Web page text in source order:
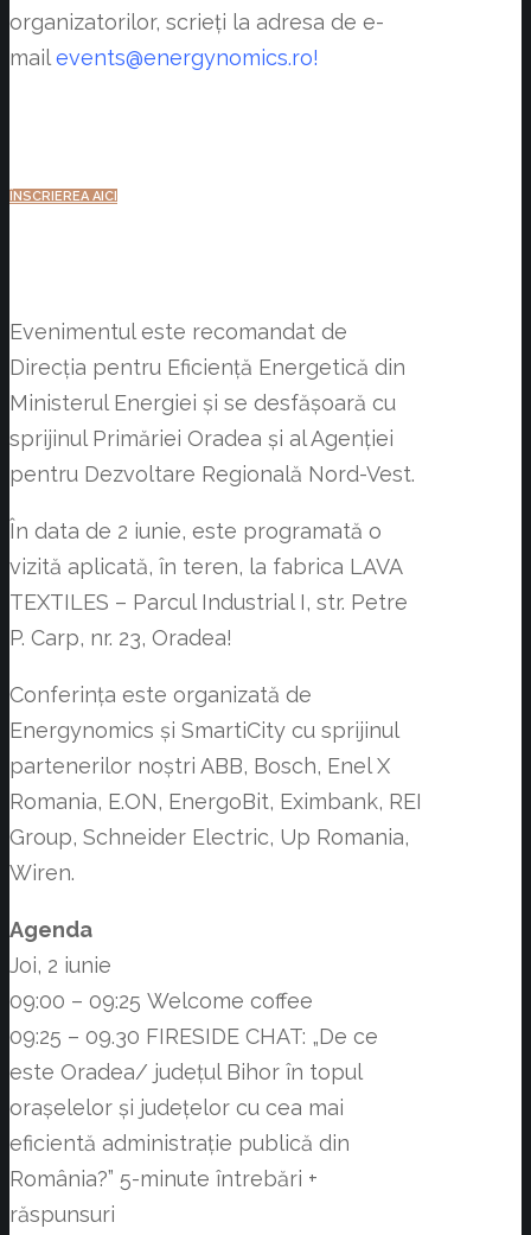
organizatorilor, scrieți la adresa de e-
mailevents@energynomics.ro!
ÎNSCRIEREA AICI
Evenimentul este recomandat de
Direcția pentru Eficiență Energetică din
Ministerul Energiei și se desfășoară cu
sprijinul Primăriei Oradea și al Agenției
pentru Dezvoltare Regională Nord-Vest.
În data de 2 iunie, este programată o
vizită aplicată, în teren, la fabrica LAVA
TEXTILES – Parcul Industrial I, str. Petre
P. Carp, nr. 23, Oradea!
Conferinţa este organizată de
Energynomics și SmartiCity cu sprijinul
partenerilor noștri ABB, Bosch, Enel X
Romania, E.ON, EnergoBit, Eximbank, REI
Group, Schneider Electric, Up Romania,
Wiren.
Agenda
Joi, 2 iunie
09:00 – 09:25 Welcome coffee
09:25 – 09.30 FIRESIDE CHAT: „De ce
este Oradea/ județul Bihor în topul
orașelelor și județelor cu cea mai
eficientă administrație publică din
România?” 5-minute întrebări +
răspunsuri